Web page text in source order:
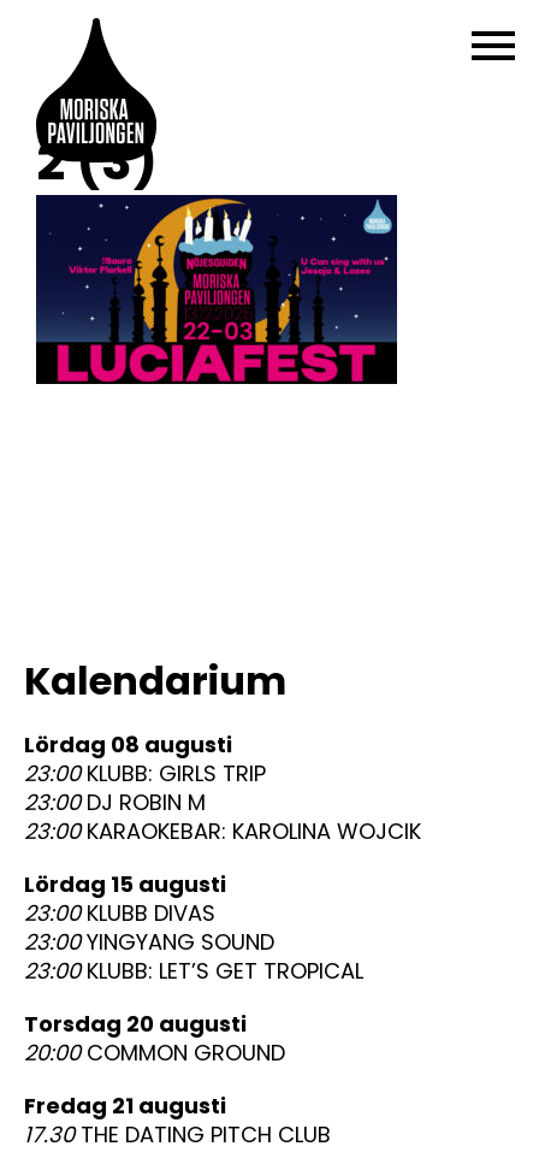
2 (3)
Kalendarium
lördag 08 augusti
23:00KLUBB: GIRLS TRIP
23:00DJ ROBIN M
23:00KARAOKEBAR: KAROLINA WOJCIK
lördag 15 augusti
23:00KLUBB DIVAS
23:00YINGYANG SOUND
23:00KLUBB: LET’S GET TROPICAL
torsdag 20 augusti
20:00COMMON GROUND
fredag 21 augusti
17.30THE DATING PITCH CLUB